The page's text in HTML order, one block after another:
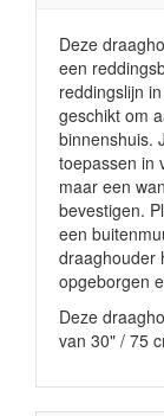
Deze
een
reddingslijn
geschikt om
binnenshuis.
toepassen in
maar een
bevestigen.
een
draaghouder
opgeborgen
Deze
van 30" / 75